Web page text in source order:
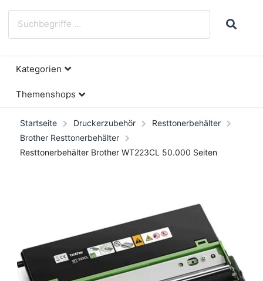
Kategorien
Themenshops
Startseite Druckerzubehör
Resttonerbehälter
Brother Resttonerbehälter
Resttonerbehälter Brother WT223CL 50.000 Seiten